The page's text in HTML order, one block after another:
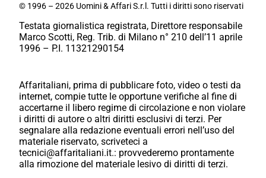
© 1996 – 2026 Uomini & Affari S.r.l. Tutti i diritti sono riservati
Testata giornalistica registrata, Direttore responsabile
Marco Scotti, Reg. Trib. di Milano n° 210 dell’11 aprile
1996 – P.I. 11321290154
Affaritaliani, prima di pubblicare foto, video o testi da
internet, compie tutte le opportune verifiche al fine di
accertarne il libero regime di circolazione e non violare
i diritti di autore o altri diritti esclusivi di terzi. Per
segnalare alla redazione eventuali errori nell’uso del
materiale riservato, scriveteci a
tecnici@affaritaliani.it.: provvederemo prontamente
alla rimozione del materiale lesivo di diritti di terzi.